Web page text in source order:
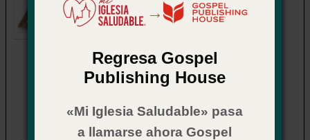
New Testament Reading Pin
In Stock
→
Regresa Gospel
Publishing House
«Mi Iglesia Saludable» pasa
a llamarse ahora Gospel